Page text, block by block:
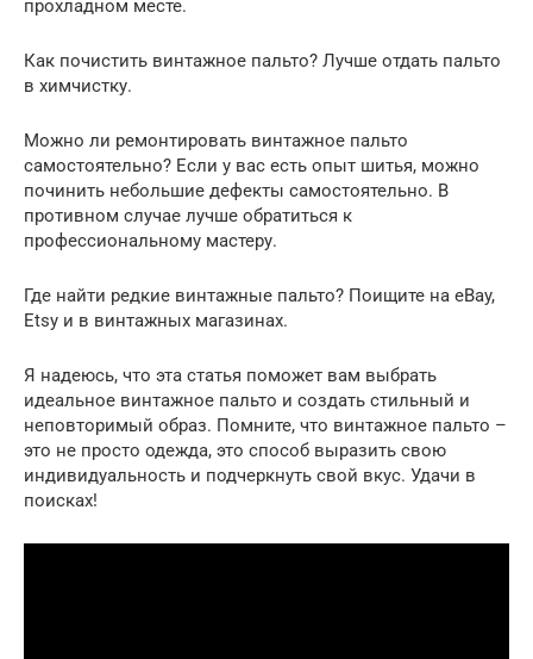
прохладном месте.
Как почистить винтажное пальто? Лучше отдать пальто
в химчистку.
Можно ли ремонтировать винтажное пальто
самостоятельно? Если у вас есть опыт шитья, можно
починить небольшие дефекты самостоятельно. В
противном случае лучше обратиться к
профессиональному мастеру.
Где найти редкие винтажные пальто? Поищите на eBay,
Etsy и в винтажных магазинах.
Я надеюсь, что эта статья поможет вам выбрать
идеальное винтажное пальто и создать стильный и
неповторимый образ. Помните, что винтажное пальто –
это не просто одежда, это способ выразить свою
индивидуальность и подчеркнуть свой вкус. Удачи в
поисках!